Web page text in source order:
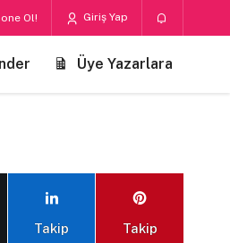
Ol! Giriş Yap
Üye Yazarlara
Takip Takip